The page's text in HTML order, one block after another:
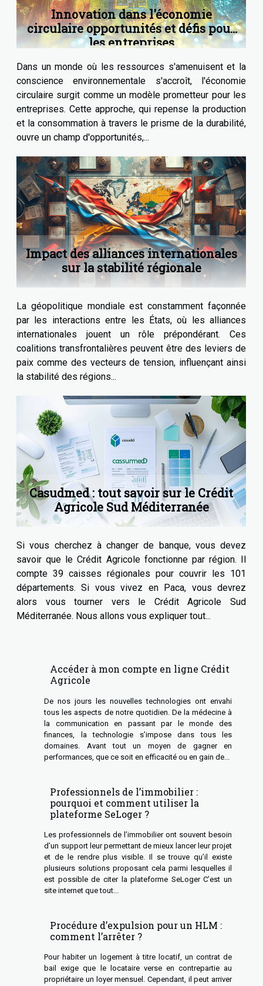
Innovation dans l'économie
circulaire opportunités et défis pour
les entreprises
Dans un monde où les ressources s'amenuisent et la
conscience environnementale s'accroît, l'économie
circulaire surgit comme un modèle prometteur pour les
entreprises. Cette approche, qui repense la production
et la consommation à travers le prisme de la durabilité,
ouvre un champ d'opportunités,...
Impact des alliances internationales
sur la stabilité régionale
La géopolitique mondiale est constamment façonnée
par les interactions entre les États, où les alliances
internationales jouent un rôle prépondérant. Ces
coalitions transfrontalières peuvent être des leviers de
paix comme des vecteurs de tension, influençant ainsi
la stabilité des régions...
Casudmed : tout savoir sur le Crédit
Agricole Sud Méditerranée
Si vous cherchez à changer de banque, vous devez
savoir que le Crédit Agricole fonctionne par région. Il
compte 39 caisses régionales pour couvrir les 101
départements. Si vous vivez en Paca, vous devrez
alors vous tourner vers le Crédit Agricole Sud
Méditerranée. Nous allons vous expliquer tout...
Accéder à mon compte en ligne Crédit
Agricole
De nos jours les nouvelles technologies ont envahi
tous les aspects de notre quotidien. De la médecine à
la communication en passant par le monde des
finances, la technologie s’impose dans tous les
domaines. Avant tout un moyen de gagner en
performances, que ce soit en efficacité ou en gain de...
Professionnels de l’immobilier :
pourquoi et comment utiliser la
plateforme SeLoger ?
Les professionnels de l’immobilier ont souvent besoin
d’un support leur permettant de mieux lancer leur projet
et de le rendre plus visible. Il se trouve qu’il existe
plusieurs solutions proposant cela parmi lesquelles il
est possible de citer la plateforme SeLoger C’est un
site internet que tout...
Procédure d’expulsion pour un HLM :
comment l’arrêter ?
Pour habiter un logement à titre locatif, un contrat de
bail exige que le locataire verse en contrepartie au
propriétaire un loyer mensuel. Cependant, il peut arriver